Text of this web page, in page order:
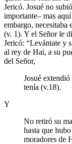
Jericó. Josué no
importante– mas
embargo, necesitaba
(v. 1). Y el Señor le
Jericó: “Levántate y
al rey de Hai, a su
del Señor,
Josué
tenía (v.18).
Y
No retiró su
hasta que
moradores de